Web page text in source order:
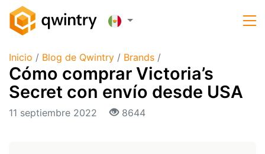
Inicio / Blog de Qwintry / Brands /
Cómo comprar Victoria’s
Secret con envío desde USA
11 septiembre 2022 8644